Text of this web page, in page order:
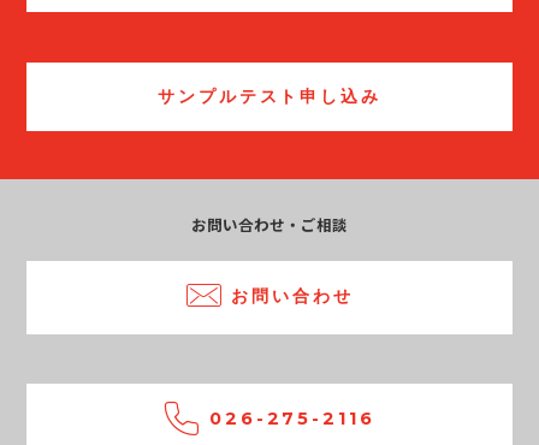
サンプルテスト申し込み
お問い合わせ・ご相談
お問い合わせ
026-275-2116